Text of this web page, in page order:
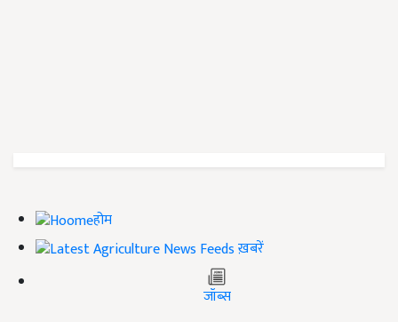
होम
ख़बरें
जॉब्स